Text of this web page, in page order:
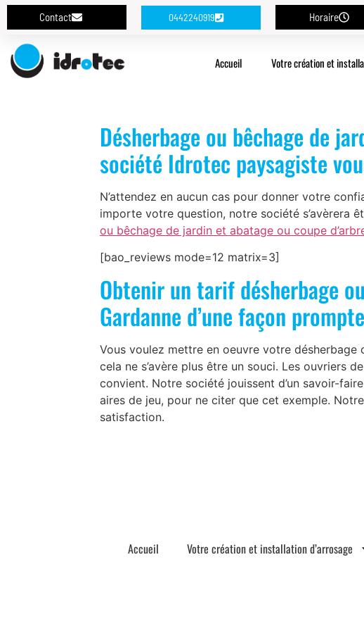
Contact 0442240919 Horaire
Accueil Votre création et
Désherbage ou bêchage de
société Idrotec paysagiste
N’attendez en aucun cas pour donner votre
importe votre question, notre société s’avèrera
ou bêchage de jardin et abatage ou coupe
[bao_reviews mode=12 matrix=3]
Obtenir un tarif désherbage
Gardanne d’une façon prompte
Vous voulez mettre en oeuvre votre désherbage
cela ne s’avère plus être un souci. Les ouvriers
convient. Notre société jouissent d’un savoir-
aires de jeu, pour ne citer que cet exemple.
satisfaction.
Accueil Votre création et installation d’arrosage